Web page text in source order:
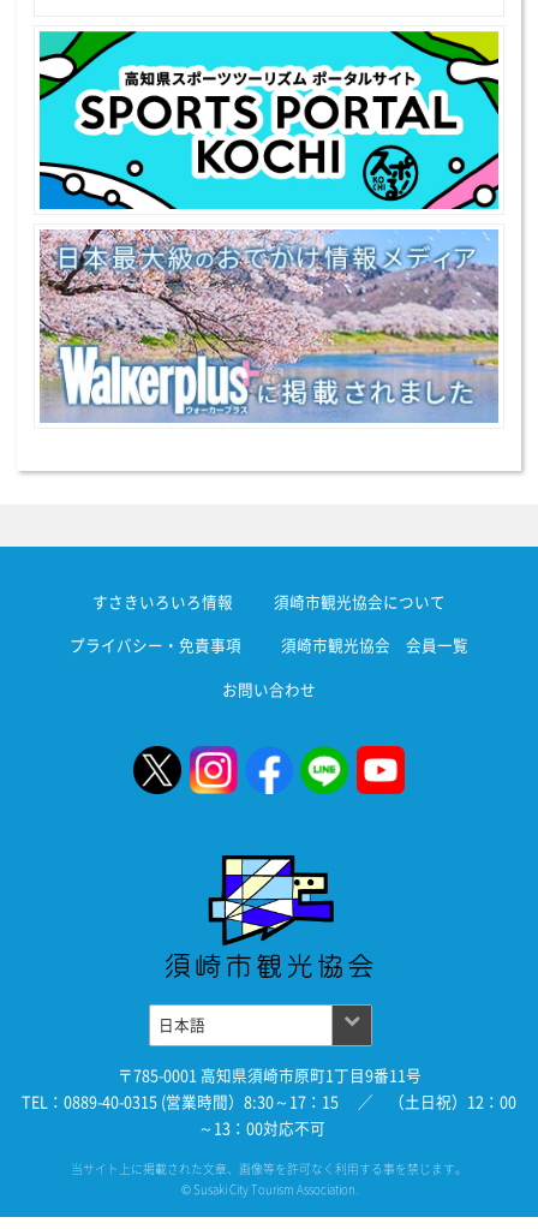
すさきいろいろ情報 須崎市観光協会について
プライバシー・免責事項 須崎市観光協会 会員一覧
お問い合わせ
〒785-0001 高知県須崎市原町1丁目9番11号
TEL：0889-40-0315 (営業時間）8:30～17：15 ／ （土日祝）12：00
～13：00対応不可
当サイト上に掲載された文章、画像等を許可なく利用する事を禁じます。
© Susaki City Tourism Association.